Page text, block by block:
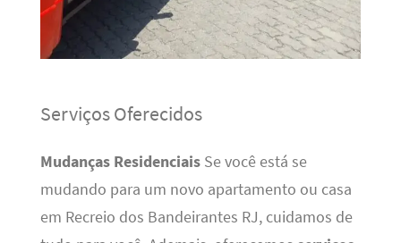
Serviços Oferecidos
Mudanças ResidenciaisSe você está se
mudando para um novo apartamento ou casa
em Recreio dos Bandeirantes RJ, cuidamos de